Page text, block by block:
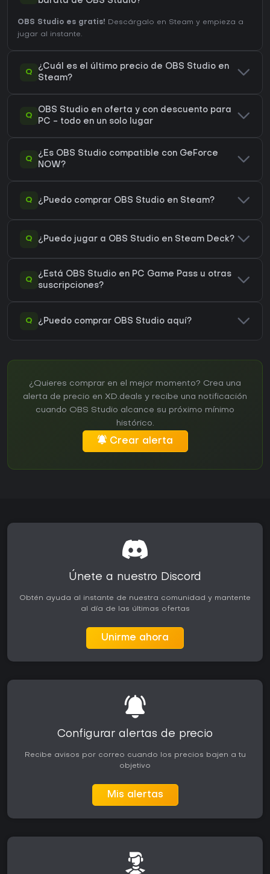
OBS Studio es gratis! Descárgalo en Steam y empieza a
jugar al instante.
Q
¿Cuál es el último precio de OBS Studio en
Steam?
Q
OBS Studio en oferta y con descuento para
PC - todo en un solo lugar
Q
¿Es OBS Studio compatible con GeForce
NOW?
Q ¿Puedo comprar OBS Studio en Steam?
Q ¿Puedo jugar a OBS Studio en Steam Deck?
Q
¿Está OBS Studio en PC Game Pass u otras
suscripciones?
Q ¿Puedo comprar OBS Studio aquí?
¿Quieres comprar en el mejor momento? Crea una
alerta de precio en XD.deals y recibe una notificación
cuando OBS Studio alcance su próximo mínimo
histórico.
Crear alerta
Únete a nuestro Discord
Obtén ayuda al instante de nuestra comunidad y mantente
al día de las últimas ofertas
Unirme ahora
Configurar alertas de precio
Recibe avisos por correo cuando los precios bajen a tu
objetivo
Mis alertas